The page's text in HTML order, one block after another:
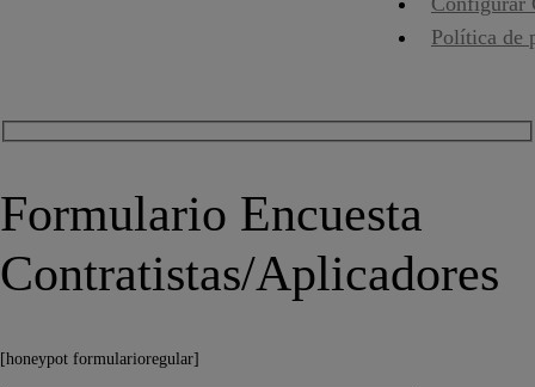
Política de
Formulario Encuesta
Contratistas/Aplicadores
[honeypot formularioregular]